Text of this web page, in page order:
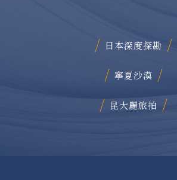
日本深度探勘
寧夏沙漠
昆大麗旅拍